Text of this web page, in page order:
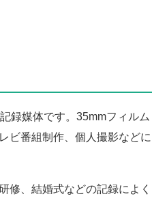
録媒体です。35mmフィルム
ビ番組制作、個人撮影などに
修、結婚式などの記録によく